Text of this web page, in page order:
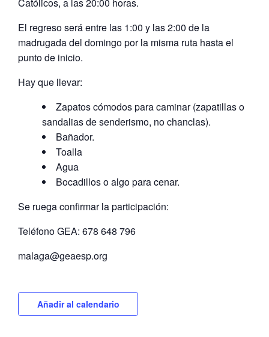
El regreso será entre las 1:00 y las 2:00 de la
madrugada del domingo por la misma ruta hasta el
punto de inicio.
Hay que llevar:
Zapatos cómodos para caminar (zapatillas o
sandalias de senderismo, no chanclas).
Bañador.
Toalla
Agua
Bocadillos o algo para cenar.
Se ruega confirmar la participación:
Teléfono GEA: 678 648 796
malaga@geaesp.org
Añadir al calendario